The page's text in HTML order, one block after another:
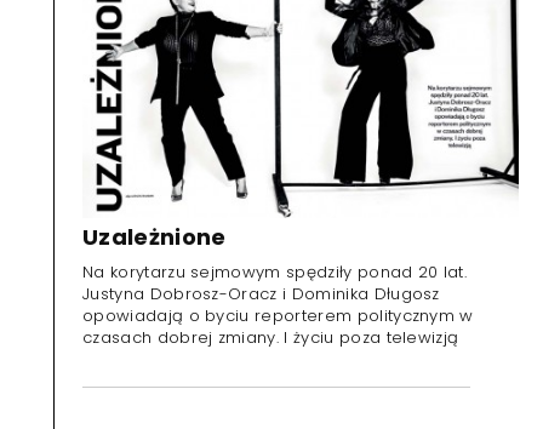
Uzależnione
Na korytarzu sejmowym spędziły ponad 20 lat.
Justyna Dobrosz-Oracz i Dominika Długosz
opowiadają o byciu reporterem politycznym w
czasach dobrej zmiany. I życiu poza telewizją